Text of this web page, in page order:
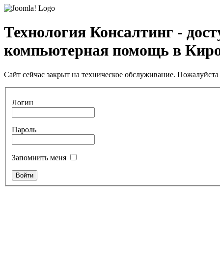
Технология Консалтинг -
компьютерная помощь в
Сайт сейчас закрыт на техническое обслуживание.
Логин
Пароль
Запомнить меня